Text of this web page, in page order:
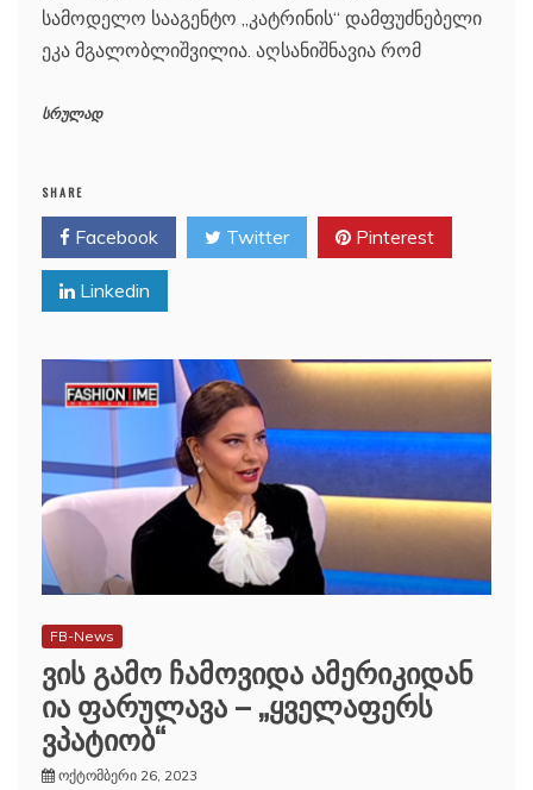
სამოდელო სააგენტო „კატრინის“ დამფუძნებელი
ეკა მგალობლიშვილია. აღსანიშნავია რომ
სრულად
SHARE
Facebook Twitter Pinterest
Linkedin
FB-News
ვის გამო ჩამოვიდა ამერიკიდან
ია ფარულავა – „ყველაფერს
ვპატიობ“
ოქტომბერი 26, 2023